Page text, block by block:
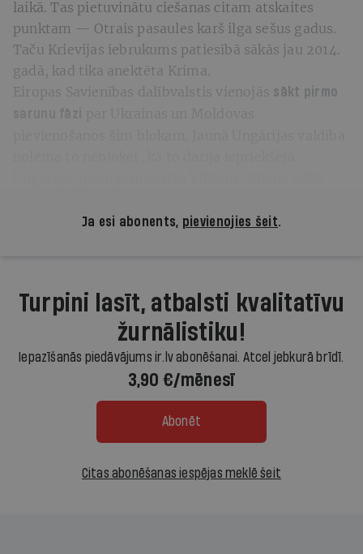
laikā. Tas pietuvinātu ciešanas citam atskaites
punktam — Otrais pasaules karš ilga sešus gadus.
Taču Krievijas iebrukums patiesībā sākās jau 2014.
gadā, kad tika anektēta Krima.
Eiropas Savienības dalībvalstis vienojās sākt pirmo
Ja esi abonents, pievienojies šeit.
Turpini lasīt, atbalsti kvalitatīvu
žurnālistiku!
Iepazīšanās piedāvājums ir.lv abonēšanai. Atcel jebkurā brīdī.
3,90 €/mēnesī
Abonēt
Citas abonēšanas iespējas meklē šeit